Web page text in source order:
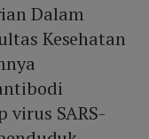
Dalam
Kesehatan
virus SARS-